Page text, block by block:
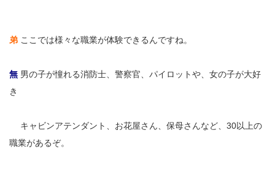
弟 ここでは様々な職業が体験できるんですね。
無 男の子が憧れる消防士、警察官、パイロットや、女の子が大好
き
キャビンアテンダント、お花屋さん、保母さんなど、30以上の
職業があるぞ。